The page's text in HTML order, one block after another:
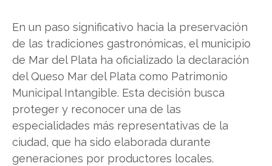
En un paso significativo hacia la preservación
de las tradiciones gastronómicas, el municipio
de Mar del Plata ha oficializado la declaración
del Queso Mar del Plata como Patrimonio
Municipal Intangible. Esta decisión busca
proteger y reconocer una de las
especialidades más representativas de la
ciudad, que ha sido elaborada durante
generaciones por productores locales.